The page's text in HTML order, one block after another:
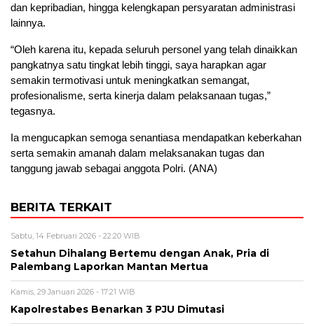
dan kepribadian, hingga kelengkapan persyaratan administrasi
lainnya.
“Oleh karena itu, kepada seluruh personel yang telah dinaikkan
pangkatnya satu tingkat lebih tinggi, saya harapkan agar
semakin termotivasi untuk meningkatkan semangat,
profesionalisme, serta kinerja dalam pelaksanaan tugas,”
tegasnya.
Ia mengucapkan semoga senantiasa mendapatkan keberkahan
serta semakin amanah dalam melaksanakan tugas dan
tanggung jawab sebagai anggota Polri. (ANA)
BERITA TERKAIT
Sabtu, 14 Februari 2026 - 22:20 WIB
Setahun Dihalang Bertemu dengan Anak, Pria di
Palembang Laporkan Mantan Mertua
Kamis, 29 Januari 2026 - 17:21 WIB
Kapolrestabes Benarkan 3 PJU Dimutasi